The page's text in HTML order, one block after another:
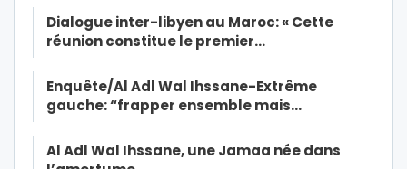
Dialogue inter-libyen au Maroc: « Cette
réunion constitue le premier…
Enquête/Al Adl Wal Ihssane-Extrême
gauche: “frapper ensemble mais…
Al Adl Wal Ihssane, une Jamaa née dans